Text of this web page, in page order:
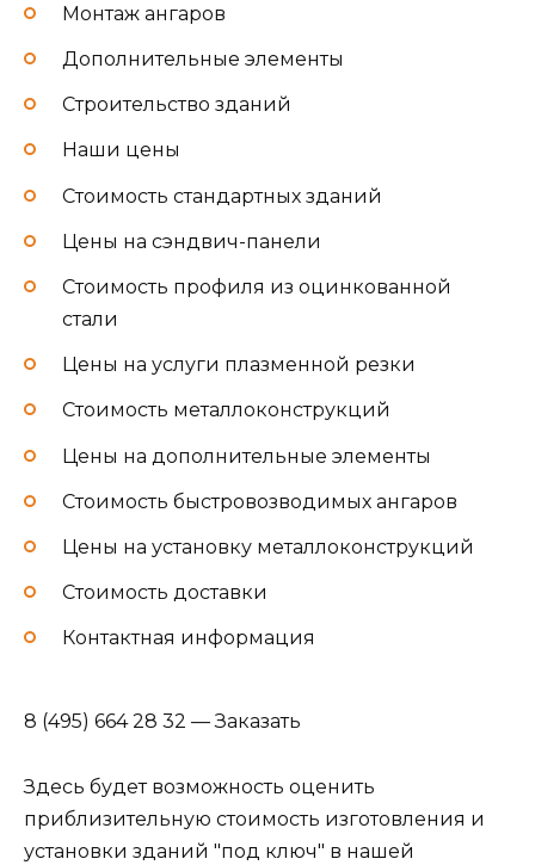
Монтаж ангаров
Дополнительные элементы
Строительство зданий
Наши цены
Стоимость стандартных зданий
Цены на сэндвич-панели
Стоимость профиля из оцинкованной
стали
Цены на услуги плазменной резки
Стоимость металлоконструкций
Цены на дополнительные элементы
Стоимость быстровозводимых ангаров
Цены на установку металлоконструкций
Стоимость доставки
Контактная информация
8 (495) 664 28 32 — Заказать
Здесь будет возможность оценить
приблизительную стоимость изготовления и
установки зданий "под ключ" в нашей